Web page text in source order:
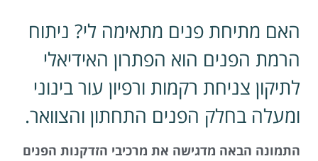
האם מתיחת פנים מתאימה לי? ניתוח
הרמת הפנים הוא הפתרון האידיאלי
לתיקון צניחת רקמות ורפיון עור בינוני
ומעלה בחלק הפנים התחתון והצוואר.
התמונה הבאה מדגישה את מרכיבי הזדקנות הפנים